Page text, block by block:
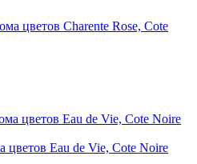
цветов Charente Rose, Cote
цветов Eau de Vie, Cote Noire